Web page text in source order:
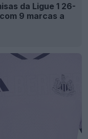
da Ligue 1 26-
9 marcas a